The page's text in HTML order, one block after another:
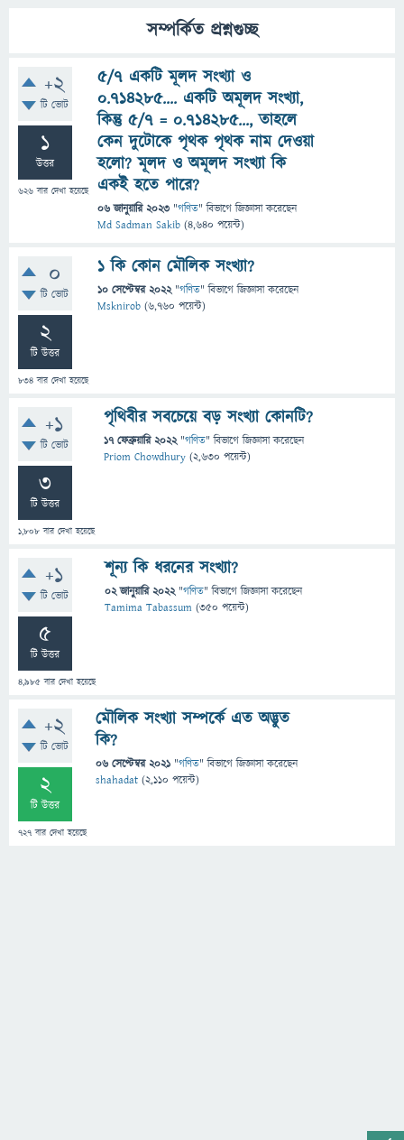
সম্পর্কিত প্রশ্নগুচ্ছ
+2
টি ভোট
1
উত্তর
626 বার দেখা হয়েছে
৫/৭ একটি মূলদ সংখ্যা ও
০.৭১৪২৮৫.... একটি অমূলদ সংখ্যা,
কিন্তু ৫/৭ = ০.৭১৪২৮৫..., তাহলে
কেন দুটোকে পৃথক পৃথক নাম দেওয়া
হলো? মূলদ ও অমূলদ সংখ্যা কি
একই হতে পারে?
06 জানুয়ারি 2023 "গণিত" বিভাগে জিজ্ঞাসাকরেছেন
Md Sadman Sakib (4,640 পয়েন্ট)
0
টি ভোট
2
টি উত্তর
834 বার দেখা হয়েছে
১ কি কোন মৌলিক সংখ্যা?
10 সেপ্টেম্বর 2022 "গণিত" বিভাগে জিজ্ঞাসাকরেছেন
Msknirob (6,760 পয়েন্ট)
+1
টি ভোট
3
টি উত্তর
1,808 বার দেখা হয়েছে
পৃথিবীর সবচেয়ে বড় সংখ্যা কোনটি?
17 ফেব্রুয়ারি 2022 "গণিত" বিভাগে জিজ্ঞাসাকরেছেন
Priom Chowdhury (2,630 পয়েন্ট)
+1
টি ভোট
5
টি উত্তর
4,985 বার দেখা হয়েছে
শূন্য কি ধরনের সংখ্যা?
02 জানুয়ারি 2022 "গণিত" বিভাগে জিজ্ঞাসাকরেছেন
Tamima Tabassum (350 পয়েন্ট)
+2
টি ভোট
2
টি উত্তর
727 বার দেখা হয়েছে
মৌলিক সংখ্যা সম্পর্কে এত অদ্ভুত
কি?
06 সেপ্টেম্বর 2021 "গণিত" বিভাগে জিজ্ঞাসাকরেছেন
shahadat (2,110 পয়েন্ট)